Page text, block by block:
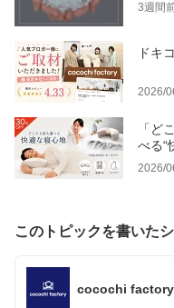
3週間
ドキ
2026/
「ど
べる“
2026/
このトピックを書いた
cocochi factory